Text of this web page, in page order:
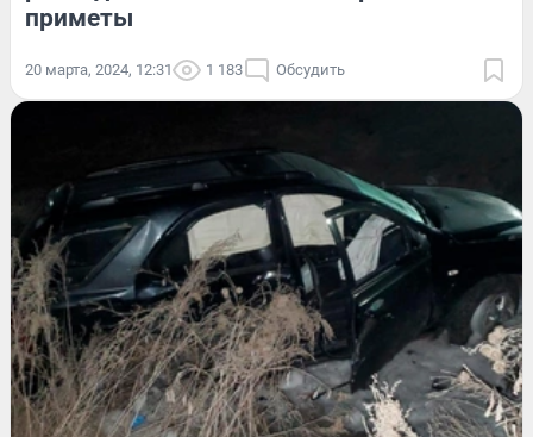
приметы
20 марта, 2024, 12:31 1 183 Обсудить